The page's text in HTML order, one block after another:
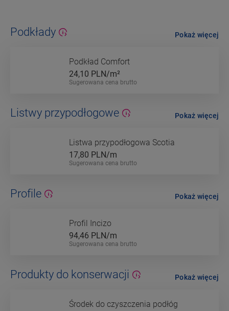
Podkłady
Podkład Comfort
24,10 PLN/m²
Sugerowana cena brutto
Pokaż więcej
Listwy przypodłogowe
Listwa przypodłogowa Scotia
17,80 PLN/m
Sugerowana cena brutto
Pokaż więcej
Profile
Profil Incizo
94,46 PLN/m
Sugerowana cena brutto
Pokaż więcej
Produkty do konserwacji
Środek do czyszczenia podłóg
Pokaż więcej